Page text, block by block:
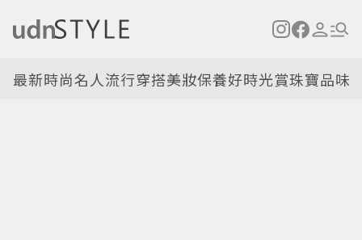
最新時尚名人流行穿搭美妝保養好時光賞珠寶品味